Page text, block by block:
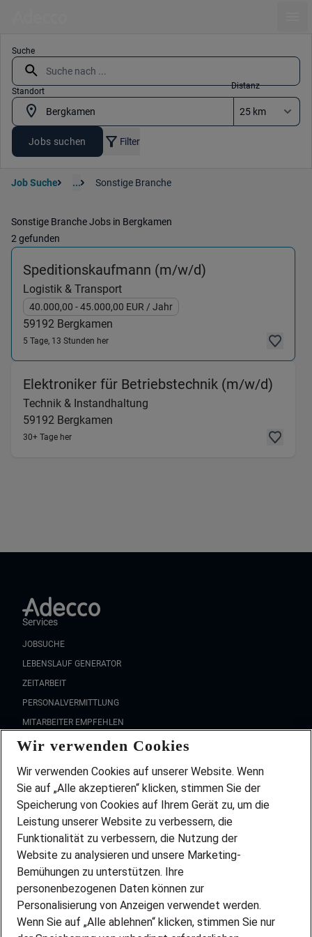
Suche
Standort
Distanz
Jobs suchen Filter
Job Suche ... Sonstige Branche
Sonstige Branche Jobs in Bergkamen
2 gefunden
Speditionskaufmann (m/w/d)
Logistik & Transport
40.000,00 - 45.000,00 EUR / Jahr
59192 Bergkamen
5 Tage, 13 Stunden her
Elektroniker für Betriebstechnik (m/w/d)
Technik & Instandhaltung
59192 Bergkamen
30+ Tage her
Services
JOBSUCHE
LEBENSLAUF GENERATOR
ZEITARBEIT
PERSONALVERMITTLUNG
MITARBEITER EMPFEHLEN
FAQ
Wir stellen ein!
DEINE BERUFSGRUPPE
DEINE LEBENSSITUATION
PARTNERSHIP WITH AIRBUS
INITIATIV BEWERBEN
ÜBER UNS
STANDORTE
BLOG
Wir verwenden Cookies
Wir verwenden Cookies auf unserer Website. Wenn
Sie auf „Alle akzeptieren“ klicken, stimmen Sie der
Speicherung von Cookies auf Ihrem Gerät zu, um die
Leistung unserer Website zu verbessern, die
Funktionalität zu verbessern, die Nutzung der
Website zu analysieren und unsere Marketing-
Bemühungen zu unterstützen. Ihre
personenbezogenen Daten können zur
Personalisierung von Anzeigen verwendet werden.
Wenn Sie auf „Alle ablehnen“ klicken, stimmen Sie nur